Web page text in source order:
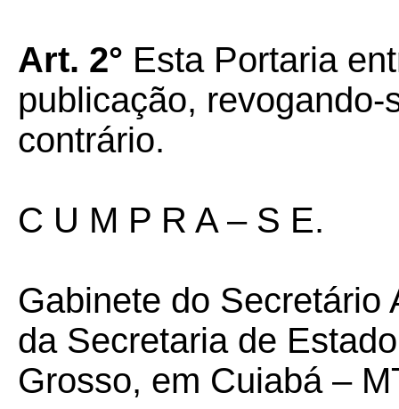
Art. 2° Esta Portaria
publicação,
contrário.
C U M P R A – S E.
Gabinete do Secretário
da Secretaria de
Grosso, em Cuiabá –